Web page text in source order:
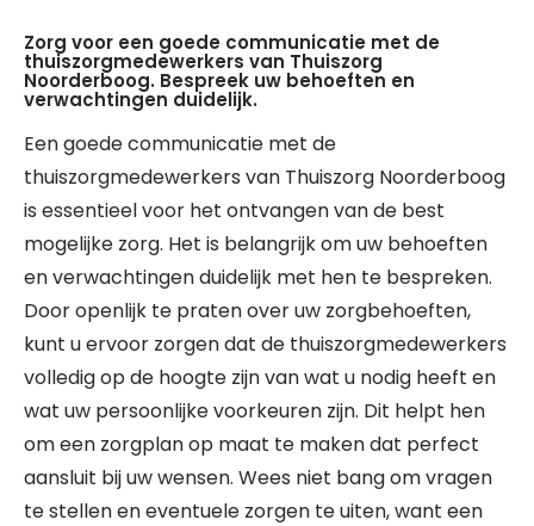
Zorg voor een goede communicatie met de
thuiszorgmedewerkers van Thuiszorg
Noorderboog. Bespreek uw behoeften en
verwachtingen duidelijk.
Een goede communicatie met de
thuiszorgmedewerkers van Thuiszorg Noorderboog
is essentieel voor het ontvangen van de best
mogelijke zorg. Het is belangrijk om uw behoeften
en verwachtingen duidelijk met hen te bespreken.
Door openlijk te praten over uw zorgbehoeften,
kunt u ervoor zorgen dat de thuiszorgmedewerkers
volledig op de hoogte zijn van wat u nodig heeft en
wat uw persoonlijke voorkeuren zijn. Dit helpt hen
om een zorgplan op maat te maken dat perfect
aansluit bij uw wensen. Wees niet bang om vragen
te stellen en eventuele zorgen te uiten, want een